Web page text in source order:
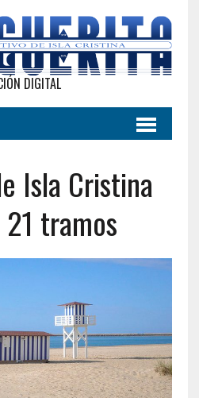
DIGITAL
Isla Cristina
tramos